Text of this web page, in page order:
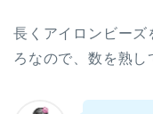
長くアイロンビーズ
ろなので、数を熟し